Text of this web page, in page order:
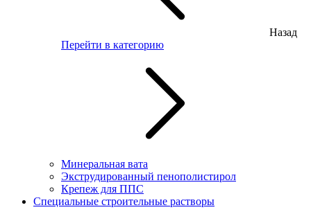
Назад
Перейти в категорию
Минеральная вата
Экструдированный пенополистирол
Крепеж для ППС
Специальные строительные растворы